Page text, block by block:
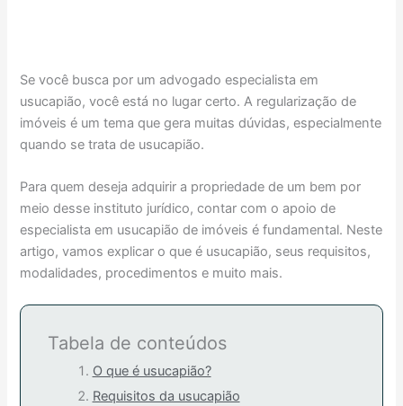
Se você busca por um advogado especialista em
usucapião, você está no lugar certo. A regularização de
imóveis é um tema que gera muitas dúvidas, especialmente
quando se trata de usucapião.
Para quem deseja adquirir a propriedade de um bem por
meio desse instituto jurídico, contar com o apoio de
especialista em usucapião de imóveis é fundamental. Neste
artigo, vamos explicar o que é usucapião, seus requisitos,
modalidades, procedimentos e muito mais.
Tabela de conteúdos
O que é usucapião?
Requisitos da usucapião